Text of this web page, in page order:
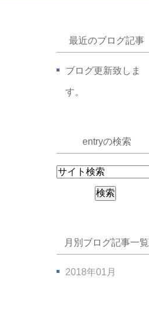
最近のブログ記事
ブログ更新致しま
す。
entryの検索
月別ブログ記事一覧
2018年01月